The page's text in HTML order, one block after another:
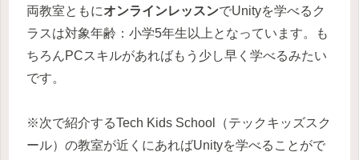
両教室ともにオンラインレッスンでUnityを学べるク
ラスは対象年齢：小学5年生以上となっています。も
ちろんPCスキルがあればもう少し早く学べるみたい
です。
※次で紹介するTech Kids School（テックキッズスク
ール）の教室が近くにあればUnityを学べることがで